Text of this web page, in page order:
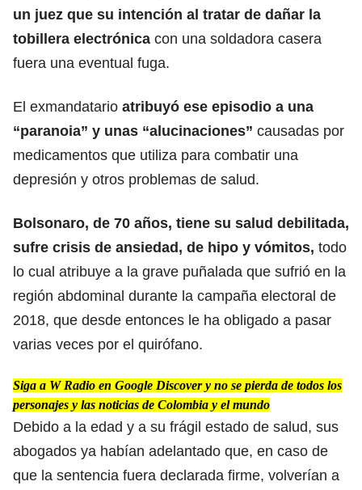
un juez que su intención al tratar de dañar la
tobillera electrónica con una soldadora casera
fuera una eventual fuga.
El exmandatario atribuyó ese episodio a una
“paranoia” y unas “alucinaciones” causadas por
medicamentos que utiliza para combatir una
depresión y otros problemas de salud.
Bolsonaro, de 70 años, tiene su salud debilitada,
sufre crisis de ansiedad, de hipo y vómitos, todo
lo cual atribuye a la grave puñalada que sufrió en la
región abdominal durante la campaña electoral de
2018, que desde entonces le ha obligado a pasar
varias veces por el quirófano.
Siga a W Radio en Google Discover y no se pierda de todos los
personajes y las noticias de Colombia y el mundo
Debido a la edad y a su frágil estado de salud, sus
abogados ya habían adelantado que, en caso de
que la sentencia fuera declarada firme, volverían a